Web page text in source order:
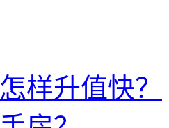
样升值快？